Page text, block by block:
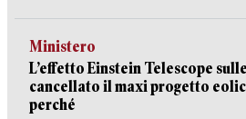
Ministero
L’effetto Einstein Telescope
cancellato il maxi progetto
perché